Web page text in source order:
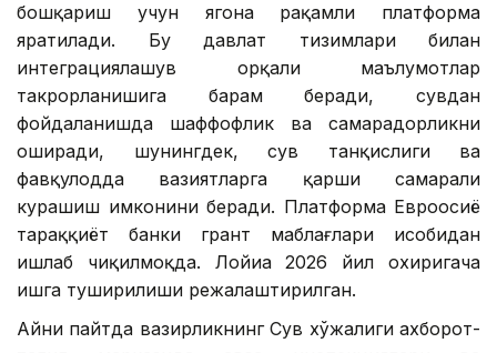
бошқариш учун ягона рақамли платформа
яратилади. Бу давлат тизимлари билан
интеграциялашув орқали маълумотлар
такрорланишига барҳам беради, сувдан
фойдаланишда шаффофлик ва самарадорликни
оширади, шунингдек, сув танқислиги ва
фавқулодда вазиятларга қарши самарали
курашиш имконини беради. Платформа Евроосиё
тараққиёт банки грант маблағлари ҳисобидан
ишлаб чиқилмоқда. Лойиҳа 2026 йил охиригача
ишга туширилиши режалаштирилган.
Айни пайтда вазирликнинг Сув хўжалиги ахборот-